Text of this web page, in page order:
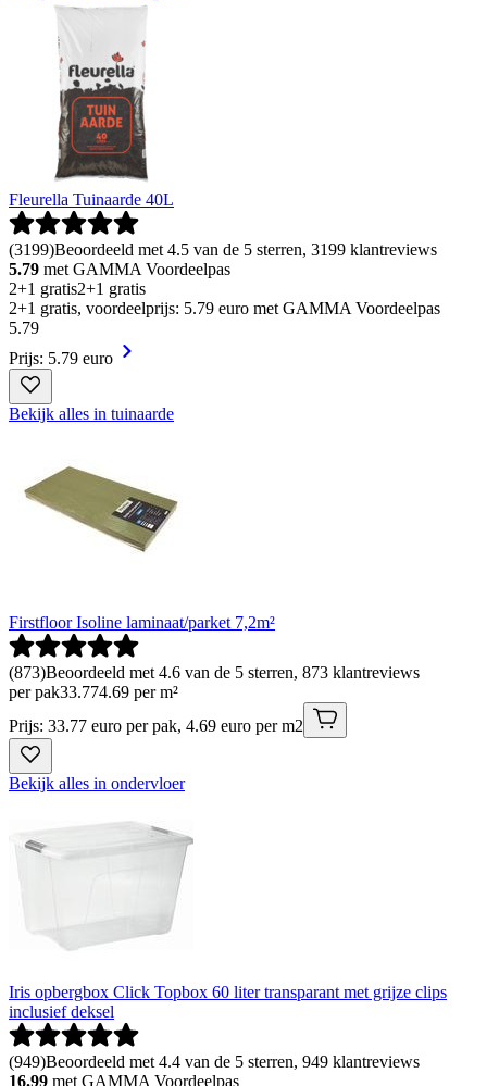
Fleurella Tuinaarde 40L
(3199)Beoordeeld met 4.5 van de 5 sterren, 3199 klantreviews
5.79 met GAMMA Voordeelpas
2+1 gratis2+1 gratis
2+1 gratis, voordeelprijs: 5.79 euro met GAMMA Voordeelpas
5.79
Prijs: 5.79 euro
Bekijk alles in tuinaarde
Firstfloor Isoline laminaat/parket 7,2m²
(873)Beoordeeld met 4.6 van de 5 sterren, 873 klantreviews
per pak33.774.69 per m²
Prijs: 33.77 euro per pak, 4.69 euro per m2
Bekijk alles in ondervloer
Iris opbergbox Click Topbox 60 liter transparant met grijze clips
inclusief deksel
(949)Beoordeeld met 4.4 van de 5 sterren, 949 klantreviews
16.99 met GAMMA Voordeelpas